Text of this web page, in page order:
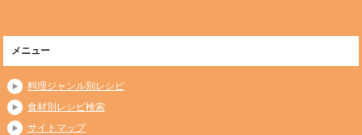
メニュー
料理ジャンル別レシピ
食材別レシピ検索
サイトマップ